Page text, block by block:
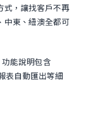
式，讓找客戶不再
中東、紐澳全都可
能說明包含
表自動匯出等細